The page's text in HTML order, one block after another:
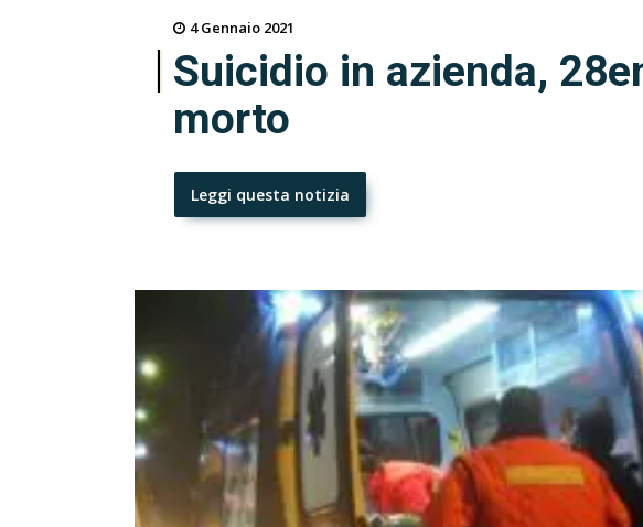
4 Gennaio 2021
Suicidio in azienda,
morto
Leggi questa notizia